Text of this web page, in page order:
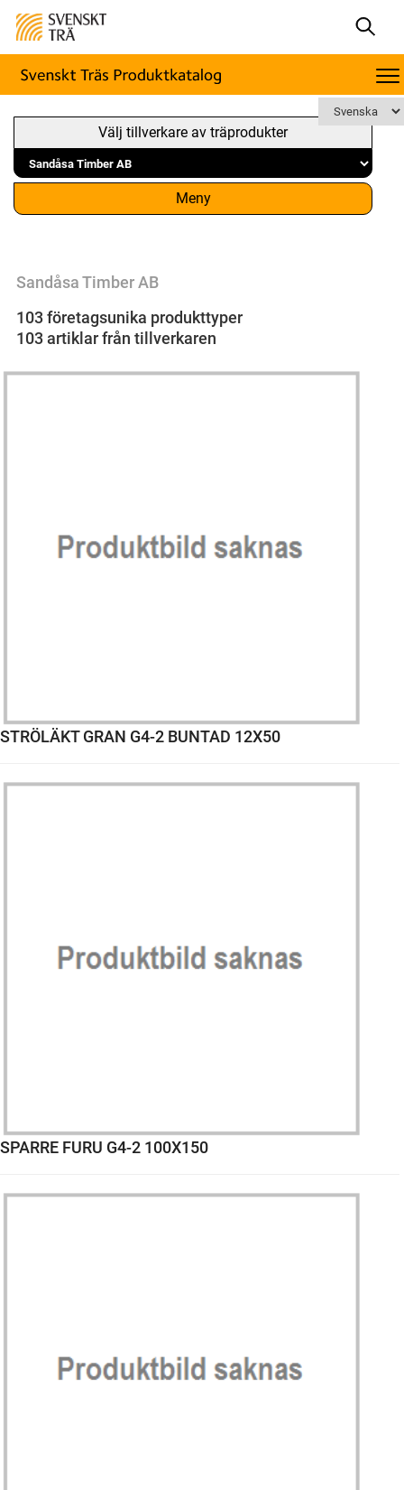
Välj tillverkare av träprodukter
Meny
Sandåsa Timber AB
103 företagsunika produkttyper
103 artiklar från tillverkaren
STRÖLÄKT GRAN G4-2 BUNTAD 12X50
SPARRE FURU G4-2 100X150